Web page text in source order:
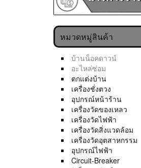
หมวดหมู่สินค้า
บ้านน็อคดาวน์
อะไหล่ซ่อม
ตกแต่งบ้าน
เครื่องชั่งตวง
อุปกรณ์หน้าร้าน
เครื่องวัดของเหลว
เครื่องวัดไฟฟ้า
เครื่องวัดสิ่งแวดล้อม
เครื่องวัดอุตสาหกรรม
อุปกรณ์ไฟฟ้า
Circuit-Breaker